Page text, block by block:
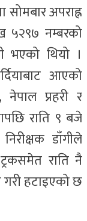
अपराह्न
५२९७ नम्बरको
भएको थियो ।
आएको
प्रहरी र
राति ९ बजे
डाँगीले
राति नै
गरी हटाइएको छ